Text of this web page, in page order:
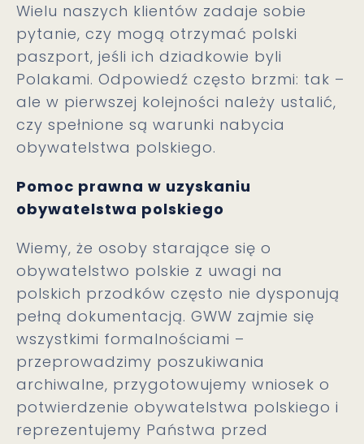
Wielu naszych klientów zadaje sobie
pytanie, czy mogą otrzymać polski
paszport, jeśli ich dziadkowie byli
Polakami. Odpowiedź często brzmi: tak –
ale w pierwszej kolejności należy ustalić,
czy spełnione są warunki nabycia
obywatelstwa polskiego.
Pomoc prawna w uzyskaniu
obywatelstwa polskiego
Wiemy, że osoby starające się o
obywatelstwo polskie z uwagi na
polskich przodków często nie dysponują
pełną dokumentacją. GWW zajmie się
wszystkimi formalnościami –
przeprowadzimy poszukiwania
archiwalne, przygotowujemy wniosek o
potwierdzenie obywatelstwa polskiego i
reprezentujemy Państwa przed